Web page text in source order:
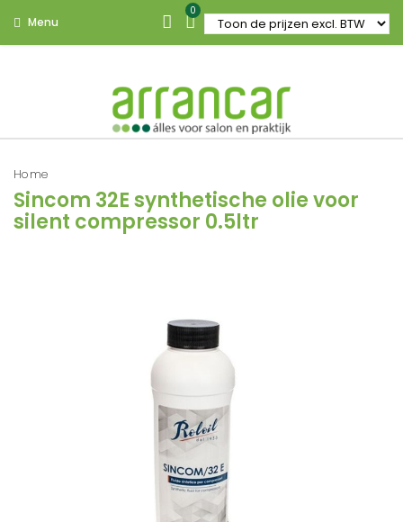
Menu
0
Home
Sincom 32E synthetische olie voor
silent compressor 0.5ltr